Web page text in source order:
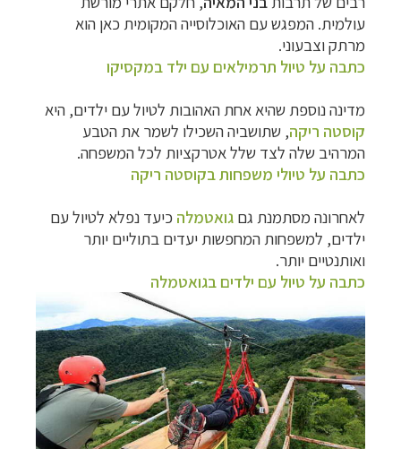
עולמית. המפגש עם האוכלוסייה המקומית כאן הוא
מרתק וצבעוני.
כתבה על טיול תרמילאים עם ילד במקסיקו
מדינה נוספת שהיא אחת האהובות לטיול עם ילדים, היא
קוסטה ריקה, שתושביה השכילו לשמר את הטבע
המרהיב שלה לצד שלל אטרקציות לכל המשפחה.
כתבה על טיולי משפחות בקוסטה ריקה
לאחרונה מסתמנת גם גואטמלה כיעד נפלא לטיול עם
ילדים, למשפחות המחפשות יעדים בתוליים יותר
ואותנטיים יותר.
כתבה על טיול עם ילדים בגואטמלה